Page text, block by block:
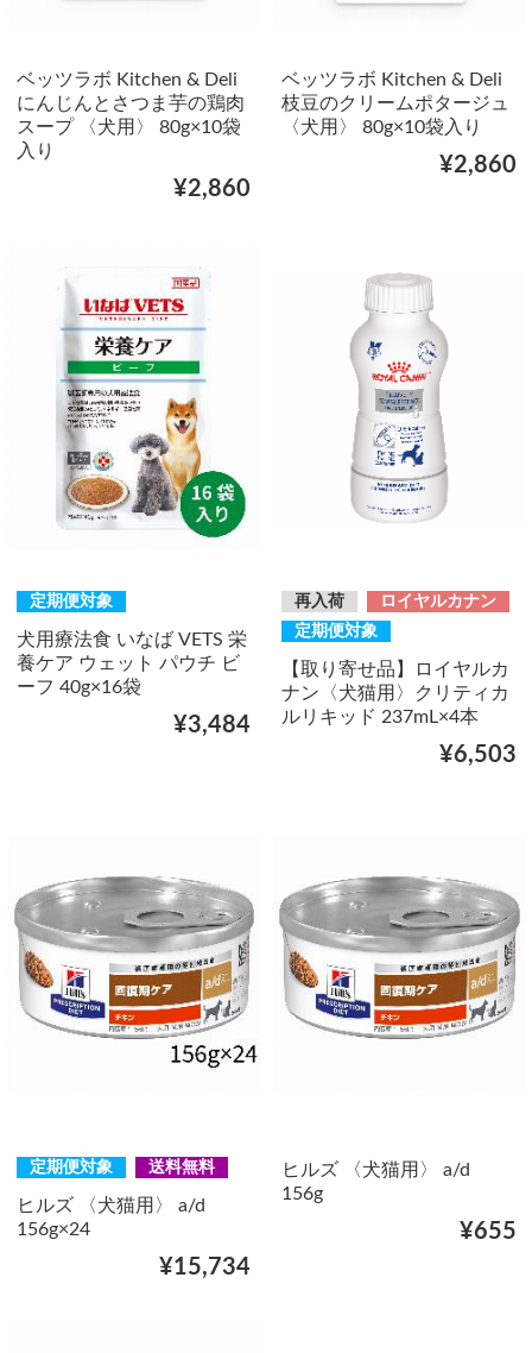
ベッツラボ Kitchen & Deli
にんじんとさつま芋の鶏肉
スープ 〈犬用〉 80g×10袋
入り
¥2,860
ベッツラボ Kitchen & Deli
枝豆のクリームポタージュ
〈犬用〉 80g×10袋入り
¥2,860
定期便対象
犬用療法食 いなば VETS 栄
養ケア ウェット パウチ ビ
ーフ 40g×16袋
¥3,484
再入荷
ロイヤルカナン
定期便対象
【取り寄せ品】ロイヤルカ
ナン〈犬猫用〉クリティカ
ルリキッド 237mL×4本
¥6,503
定期便対象 送料無料
ヒルズ 〈犬猫用〉 a/d
156g×24
¥15,734
ヒルズ 〈犬猫用〉 a/d
156g
¥655